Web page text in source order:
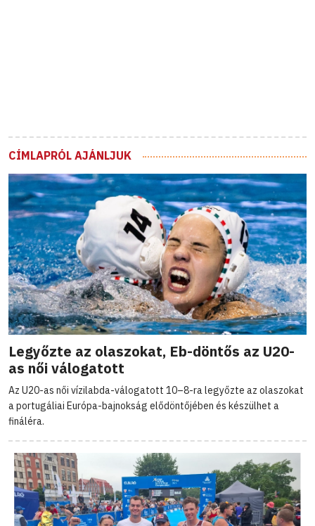
CÍMLAPRÓL AJÁNLJUK
Legyőzte az olaszokat, Eb-döntős az U20-
as női válogatott
Az U20-as női vízilabda-válogatott 10–8-ra legyőzte az olaszokat
a portugáliai Európa-bajnokság elődöntőjében és készülhet a
fináléra.